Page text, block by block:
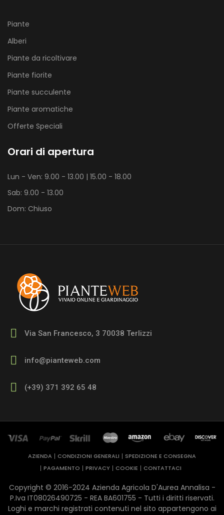
Piante
Alberi
Piante da ricoltivare
Piante fiorite
Piante succulente
Piante aromatiche
Offerte Speciali
Orari di apertura
Lun - Ven: 9.00 - 13.00 | 15.00 - 18.00
Sab: 9.00 - 13.00
Dom: Chiuso
Via San Francesco, 3 70038 Terlizzi
info@pianteweb.com
(+39) 371 392 65 48
AZIENDA CONDIZIONI GENERALI
SPEDIZIONE E CONSEGNA
PAGAMENTO
PRIVACY COOKIE CONTATTACI
Copyright © 2016-2024 Azienda Agricola D'Aurea Annalisa -
P.Iva IT08026490725 - REA ​BA601755 - Tutti i diritti riservati.
Loghi e marchi registrati contenuti nel sito appartengono ai